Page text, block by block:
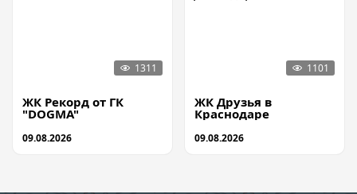
ЖК Рекорд от ГК
"DOGMA"
09.08.2026
ЖК Друзья в
Краснодаре
09.08.2026